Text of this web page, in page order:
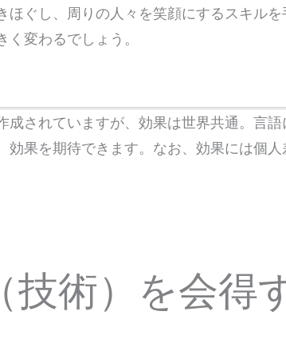
ぐし、周りの人々を笑顔にするスキルを
変わるでしょう。
成されていますが、効果は世界共通。言語
果を期待できます。なお、効果には個人
術）を会得